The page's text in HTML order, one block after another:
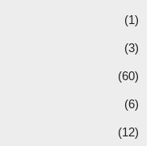
(1)
(3)
(60)
(6)
(12)